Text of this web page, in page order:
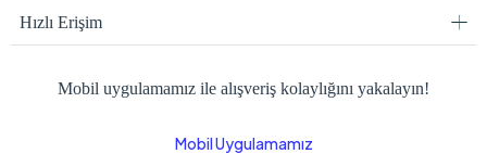
Hızlı Erişim
Mobil uygulamamız ile alışveriş kolaylığını yakalayın!
Mobil Uygulamamız